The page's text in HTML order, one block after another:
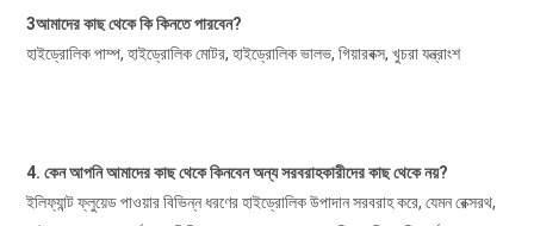
3আমাদের কাছ থেকে কি কিনতে পারবেন?
হাইড্রোলিক পাম্প, হাইড্রোলিক মোটর, হাইড্রোলিক ভালভ, গিয়ারবক্স, খুচরা যন্ত্রাংশ
4. কেন আপনি আমাদের কাছ থেকে কিনবেন অন্য সরবরাহকারীদের কাছ থেকে নয়?
ইলিফ্যান্ট ফ্লুয়েড পাওয়ার বিভিন্ন ধরণের হাইড্রোলিক উপাদান সরবরাহ করে, যেমন রেক্সরথ,